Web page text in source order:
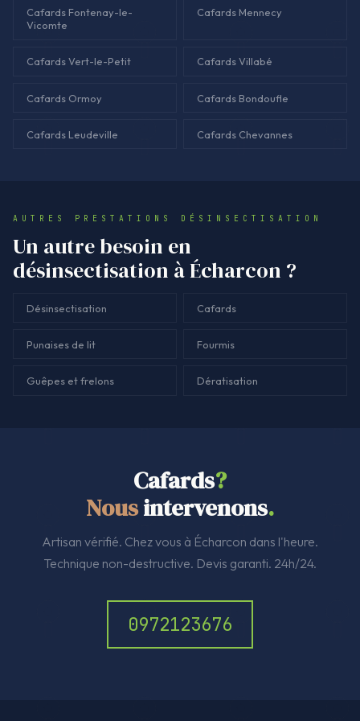
Cafards Fontenay-le-
Vicomte
Cafards Mennecy
Cafards Vert-le-Petit Cafards Villabé
Cafards Ormoy Cafards Bondoufle
Cafards Leudeville Cafards Chevannes
AUTRES PRESTATIONS DÉSINSECTISATION
Un autre besoin en
désinsectisation à Écharcon ?
Désinsectisation Cafards
Punaises de lit Fourmis
Guêpes et frelons Dératisation
Cafards?
Nousintervenons.
Artisan vérifié. Chez vous à Écharcon dans l'heure.
Technique non-destructive. Devis garanti. 24h/24.
0972123676